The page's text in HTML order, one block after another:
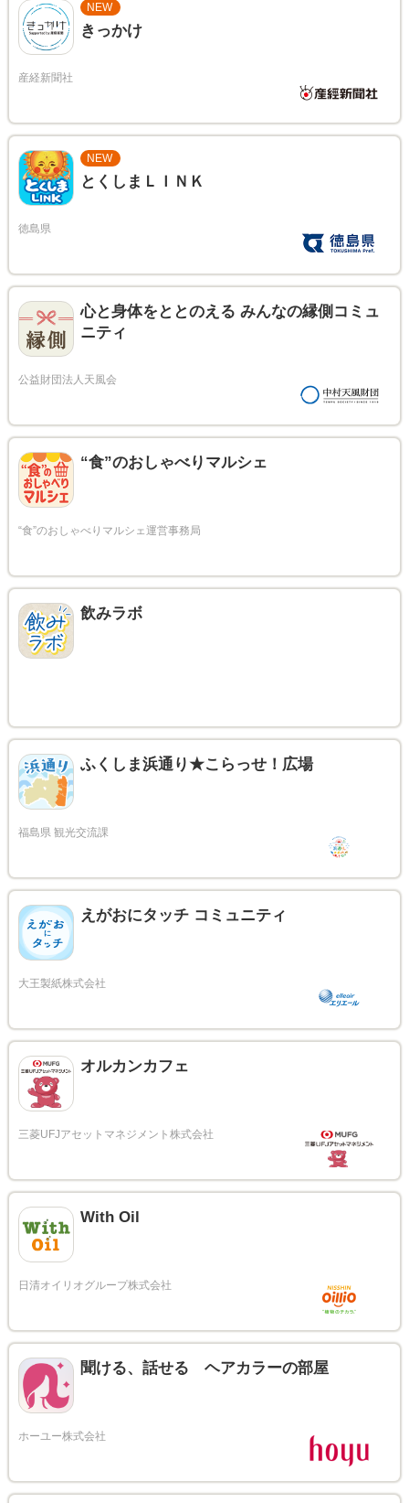
NEW
きっかけ
NEW
とくしまＬＩＮＫ
心と身体をととのえる みんなの縁側コミュ
ニティ
“食”のおしゃべりマルシェ
飲みラボ
ふくしま浜通り★こらっせ！広場
えがおにタッチ コミュニティ
オルカンカフェ
With Oil
聞ける、話せる ヘアカラーの部屋